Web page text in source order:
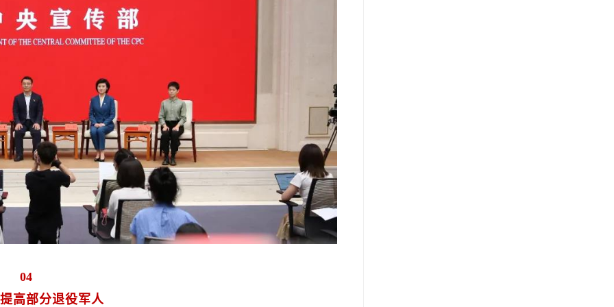
04
高部分退役军人